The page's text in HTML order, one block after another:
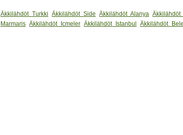
Äkkilähdöt Turkki Äkkilähdöt Side Äkkilähdöt Alanya Äkkilähdöt
Marmaris Äkkilähdöt Icmeler Äkkilähdöt Istanbul Äkkilähdöt